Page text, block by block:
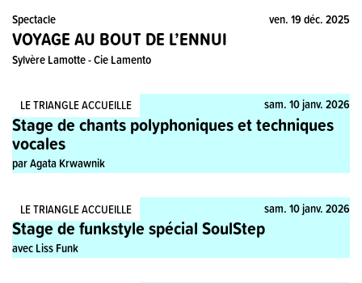
Spectacle ven. 19 déc. 2025
VOYAGE AU BOUT DE L’ENNUI
Sylvère Lamotte - Cie Lamento
LE TRIANGLE ACCUEILLE
Stage, Pratique sam. 10 janv. 2026
Stage de chants polyphoniques et techniques
vocales
par Agata Krwawnik
LE TRIANGLE ACCUEILLE
Stage, Pratique sam. 10 janv. 2026
Stage de funkstyle spécial SoulStep
avec Liss Funk